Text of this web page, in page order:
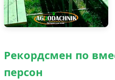
Рекордсмен по
персон